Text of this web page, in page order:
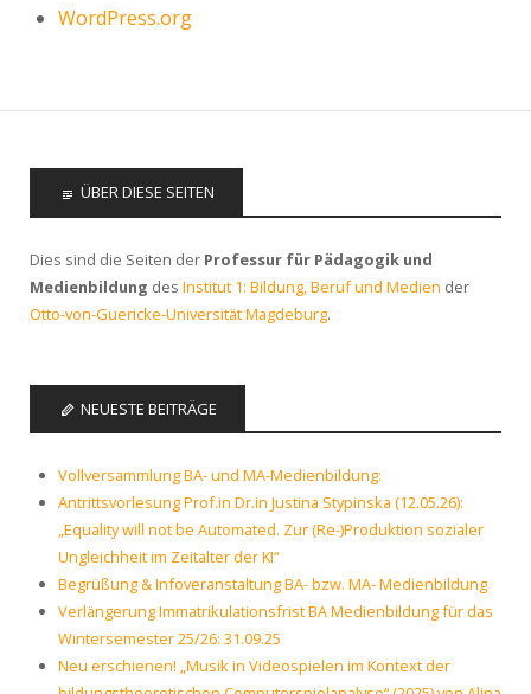
WordPress.org
ÜBER DIESE SEITEN
Dies sind die Seiten der Professur für Pädagogik und
Medienbildung des Institut 1: Bildung, Beruf und Medien der
Otto-von-Guericke-Universität Magdeburg.
NEUESTE BEITRÄGE
Vollversammlung BA- und MA-Medienbildung:
Antrittsvorlesung Prof.in Dr.in Justina Stypinska (12.05.26):
„Equality will not be Automated. Zur (Re-)Produktion sozialer
Ungleichheit im Zeitalter der KI“
Begrüßung & Infoveranstaltung BA- bzw. MA- Medienbildung
Verlängerung Immatrikulationsfrist BA Medienbildung für das
Wintersemester 25/26: 31.09.25
Neu erschienen! „Musik in Videospielen im Kontext der